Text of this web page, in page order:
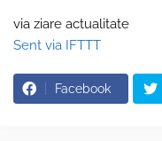
via ziare actualitate
Sent via IFTTT
Facebook